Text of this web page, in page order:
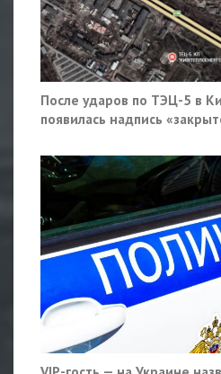
После ударов по ТЭЦ-5 в
появилась надпись